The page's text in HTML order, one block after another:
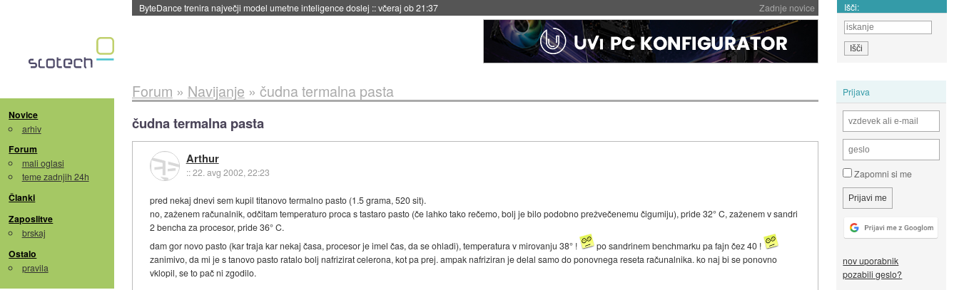
Zadnje novice
ByteDance trenira največji model umetne inteligence doslej ::včeraj ob 21:37 Išči:
Novice
arhiv
Forum
mali oglasi
teme zadnjih 24h
Članki
Zaposlitve
brskaj
Ostalo
pravila
Prijava
Zapomni si me
nov uporabnik
pozabili geslo?
Forum » Navijanje » čudna termalna pasta
čudna termalna pasta
Arthur
::22. avg 2002, 22:23
pred nekaj dnevi sem kupil titanovo termalno pasto (1.5 grama, 520 sit).
no, zaženem računalnik, odčitam temperaturo proca s tastaro pasto (če lahko tako rečemo, bolj je bilo podobno prežvečenemu čigumiju), pride 32° C, zaženem v sandri
2 bencha za procesor, pride 36° C.
dam gor novo pasto (kar traja kar nekaj časa, procesor je imel čas, da se ohladi), temperatura v mirovanju 38° !
po sandrinem benchmarku pa fajn čez 40 !
zanimivo, da mi je s tanovo pasto ratalo bolj nafrizirat celerona, kot pa prej. ampak nafriziran je delal samo do ponovnega reseta računalnika. ko naj bi se ponovno
vklopil, se to pač ni zgodilo.